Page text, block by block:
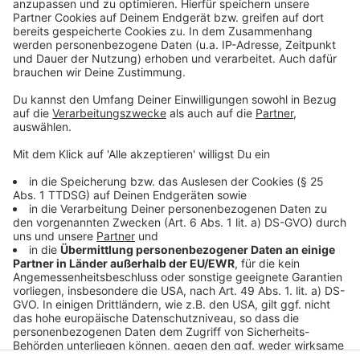
Jahrzehnten unterhalten. Wir erfahren auch, wie es ihm
dabei ergangen ist und wobei er selbst mal ins
Schleudern gekommen ist. Viel Spaß beim Zuhören und
bitte nicht erschrecken, wenn dabei das Telefon
sein.
Anzeige
Anzeige